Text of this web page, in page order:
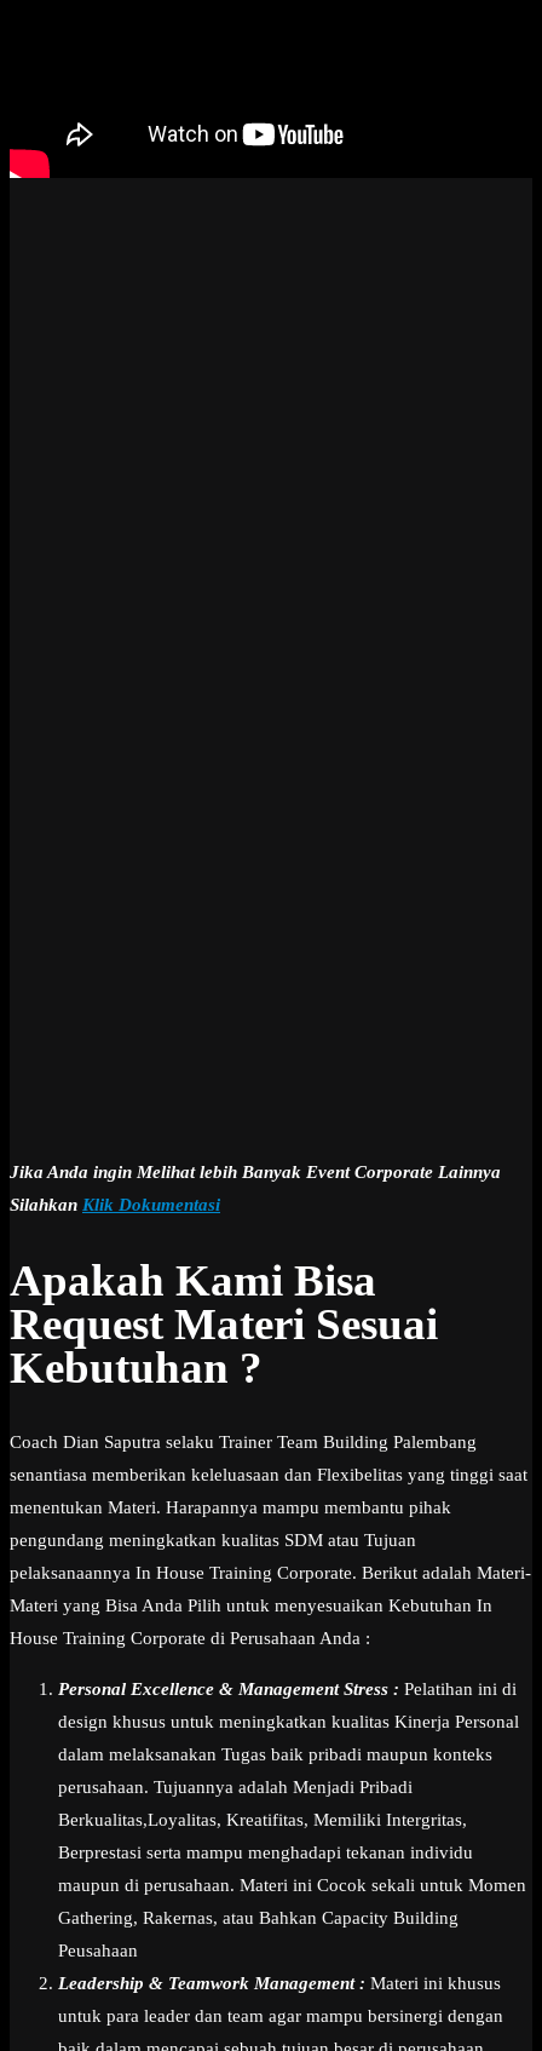
Jika Anda ingin Melihat lebih Banyak Event Corporate Lainnya
Silahkan Klik Dokumentasi
Apakah Kami Bisa
Request Materi Sesuai
Kebutuhan ?
Coach Dian Saputra selaku Trainer Team Building Palembang
senantiasa memberikan keleluasaan dan Flexibelitas yang tinggi saat
menentukan Materi. Harapannya mampu membantu pihak
pengundang meningkatkan kualitas SDM atau Tujuan
pelaksanaannya In House Training Corporate. Berikut adalah Materi-
Materi yang Bisa Anda Pilih untuk menyesuaikan Kebutuhan In
House Training Corporate di Perusahaan Anda :
Personal Excellence & Management Stress : Pelatihan ini di
design khusus untuk meningkatkan kualitas Kinerja Personal
dalam melaksanakan Tugas baik pribadi maupun konteks
perusahaan. Tujuannya adalah Menjadi Pribadi
Berkualitas,Loyalitas, Kreatifitas, Memiliki Intergritas,
Berprestasi serta mampu menghadapi tekanan individu
maupun di perusahaan. Materi ini Cocok sekali untuk Momen
Gathering, Rakernas, atau Bahkan Capacity Building
Peusahaan
Leadership & Teamwork Management : Materi ini khusus
untuk para leader dan team agar mampu bersinergi dengan